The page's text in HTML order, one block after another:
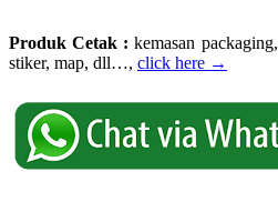
Produk Cetak : kemasan
stiker, map, dll…, click here →